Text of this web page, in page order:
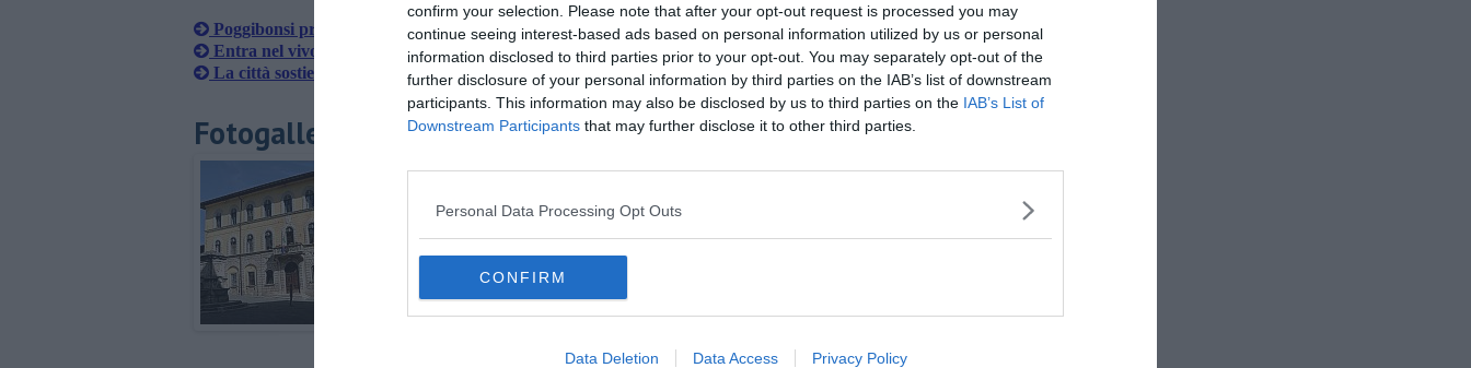
confirm your selection. Please note that after your opt-out request is processed you may
continue seeing interest-based ads based on personal information utilized by us or personal
information disclosed to third parties prior to your opt-out. You may separately opt-out of the
further disclosure of your personal information by third parties on the IAB’s list of downstream
participants. This information may also be disclosed by us to third parties on the IAB’s List of
Downstream Participants that may further disclose it to other third parties.
Personal Data Processing Opt Outs
CONFIRM
Data Deletion Data Access Privacy Policy
Poggibonsi protagonista alla Cop26
Entra nel vivo "Dante 700 anni e non sentirli"
La città sostiene l'ottobre rosa
Fotogallery